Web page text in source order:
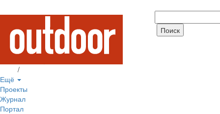
/
Ещё
Проекты
Журнал
Портал